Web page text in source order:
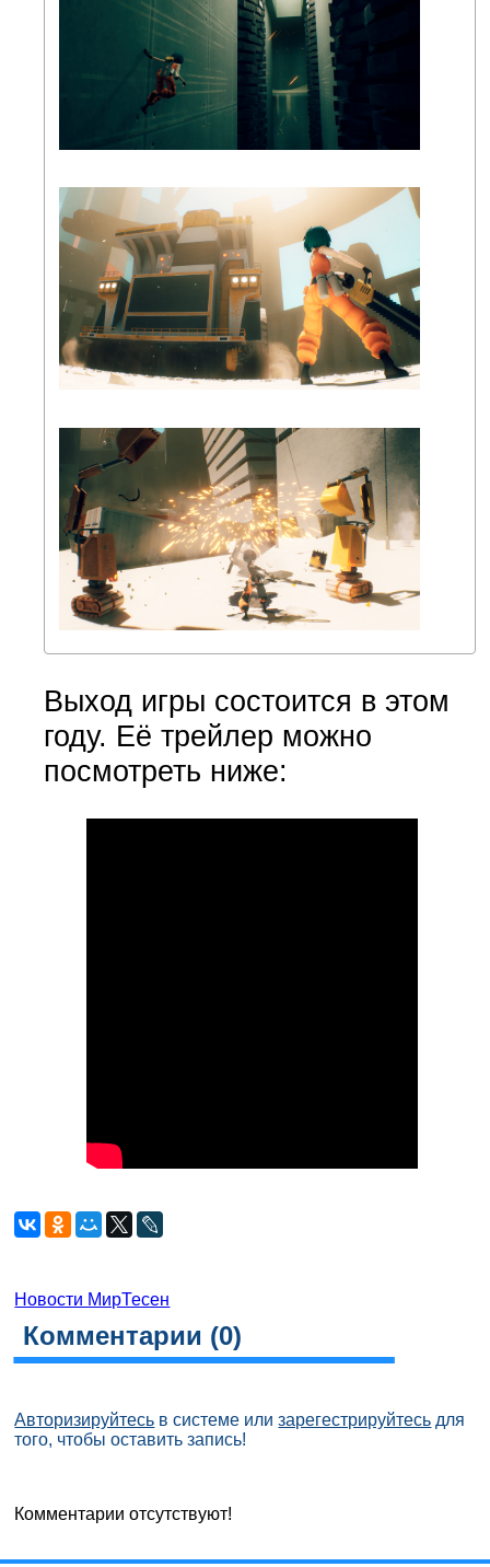
Выход игры состоится в этом
году. Её трейлер можно
посмотреть ниже:
Новости МирТесен
Комментарии (0)
Авторизируйтесь в системе илизарегестрируйтесь для
того, чтобы оставить запись!
Комментарии отсутствуют!